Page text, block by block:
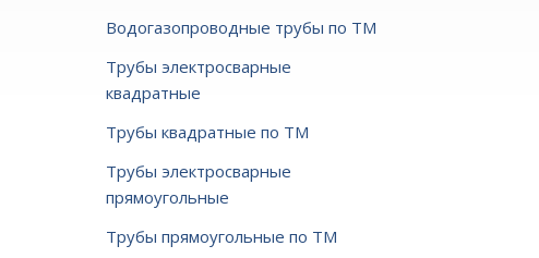
Водогазопроводные трубы по ТМ
Трубы электросварные
квадратные
Трубы квадратные по ТМ
Трубы электросварные
прямоугольные
Трубы прямоугольные по ТМ